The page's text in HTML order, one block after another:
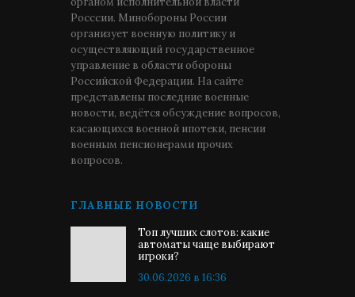
Росссии. Минобороны России
организует военную политику и
осуществляющий государственное
управление в области обороны
Российской Федерации. На сайте
представлены последние военные
новости, ведётся обсуждение вопросов,
касающихся военной ипотеки, пенсии
военным пенсионерами прочих
вопросов.
ГЛАВНЫЕ НОВОСТИ
Топ лучших слотов: какие
автоматы чаще выбирают
игроки?
30.06.2026 в 16:36